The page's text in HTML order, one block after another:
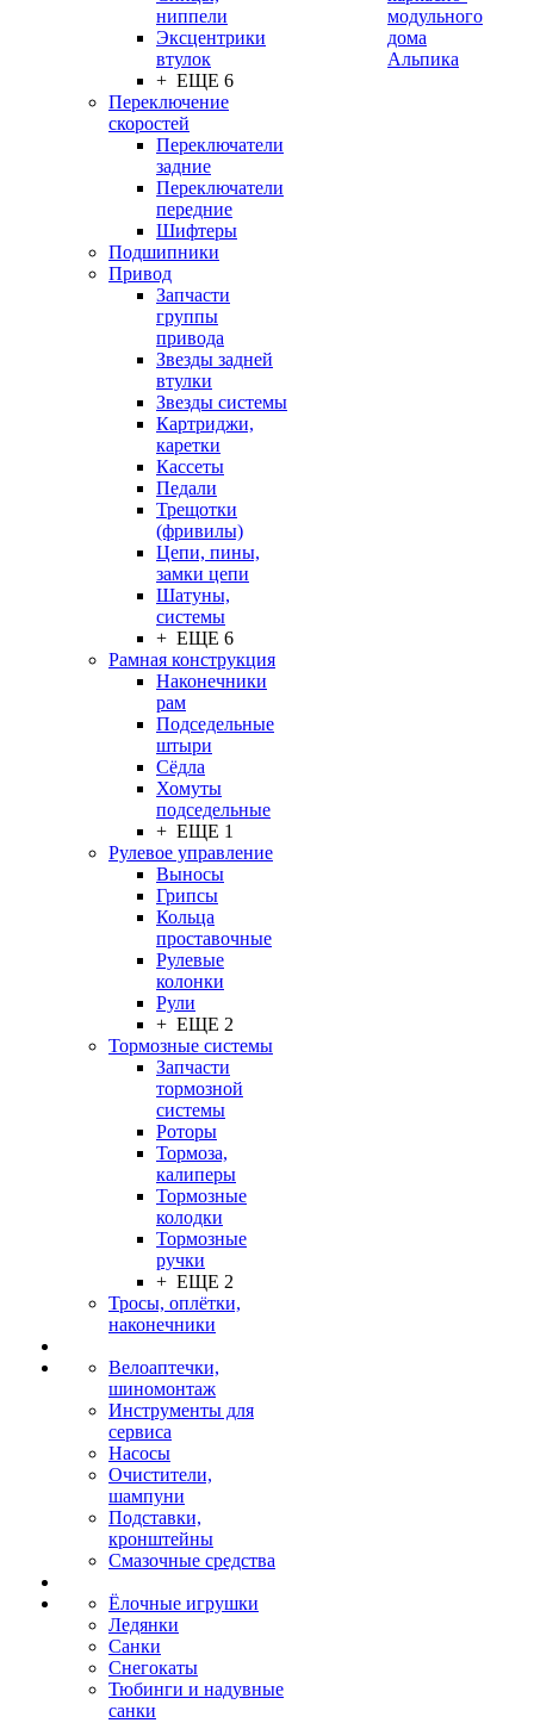
ниппели
Эксцентрики
втулок
+ ЕЩЕ 6
Переключение
скоростей
Переключатели
задние
Переключатели
передние
Шифтеры
Подшипники
Привод
Запчасти
группы
привода
Звезды задней
втулки
Звезды системы
Картриджи,
каретки
Кассеты
Педали
Трещотки
(фривилы)
Цепи, пины,
замки цепи
Шатуны,
системы
+ ЕЩЕ 6
Рамная конструкция
Наконечники
рам
Подседельные
штыри
Сёдла
Хомуты
подседельные
+ ЕЩЕ 1
Рулевое управление
Выносы
Грипсы
Кольца
проставочные
Рулевые
колонки
Рули
+ ЕЩЕ 2
Тормозные системы
Запчасти
тормозной
системы
Роторы
Тормоза,
калиперы
Тормозные
колодки
Тормозные
ручки
+ ЕЩЕ 2
Тросы, оплётки,
наконечники
Велоаптечки,
шиномонтаж
Инструменты для
сервиса
Насосы
Очистители,
шампуни
Подставки,
кронштейны
Смазочные средства
Ёлочные игрушки
Ледянки
Санки
Снегокаты
Тюбинги и надувные
санки
модульного
дома
Альпика